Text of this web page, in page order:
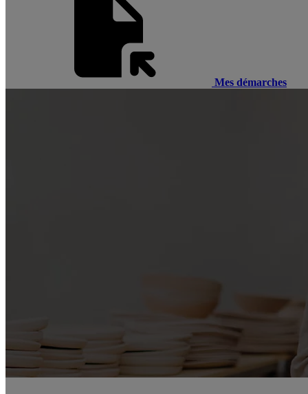
Mes démarches